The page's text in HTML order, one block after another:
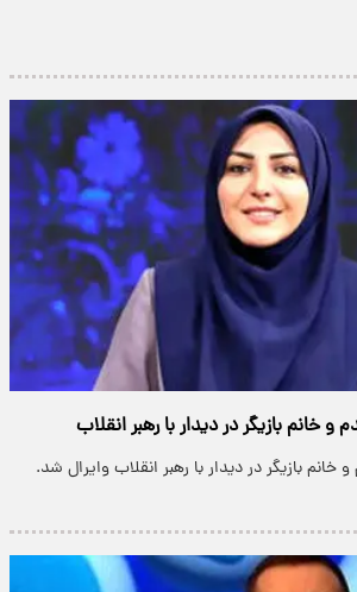
خانم بازیگر در دیدار با رهبر انقلاب
بازیگر در دیدار با رهبر انقلاب وایرال شد.